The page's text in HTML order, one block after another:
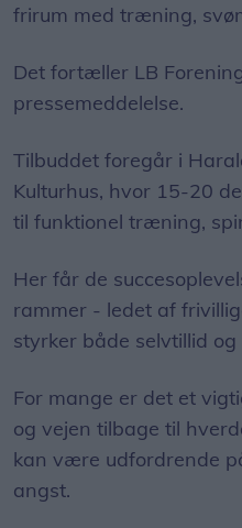
frirum med træning,
Det fortæller LB
pressemeddelelse.
Tilbuddet foregår i
Kulturhus, hvor 15-20
til funktionel træning,
Her får de
rammer - ledet af
styrker både selvtillid
For mange er det et
og vejen tilbage til
kan være udfordrende
angst.